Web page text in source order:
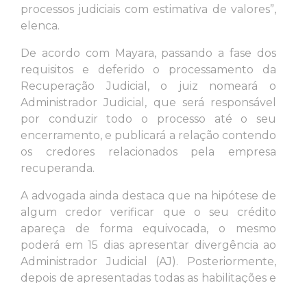
processos judiciais com estimativa de valores”,
elenca.
De acordo com Mayara, passando a fase dos
requisitos e deferido o processamento da
Recuperação Judicial, o juiz nomeará o
Administrador Judicial, que será responsável
por conduzir todo o processo até o seu
encerramento, e publicará a relação contendo
os credores relacionados pela empresa
recuperanda.
A advogada ainda destaca que na hipótese de
algum credor verificar que o seu crédito
apareça de forma equivocada, o mesmo
poderá em 15 dias apresentar divergência ao
Administrador Judicial (AJ). Posteriormente,
depois de apresentadas todas as habilitações e